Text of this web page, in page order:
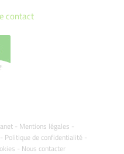
contact
- Mentions légales -
- Politique de confidentialité -
- Nous contacter